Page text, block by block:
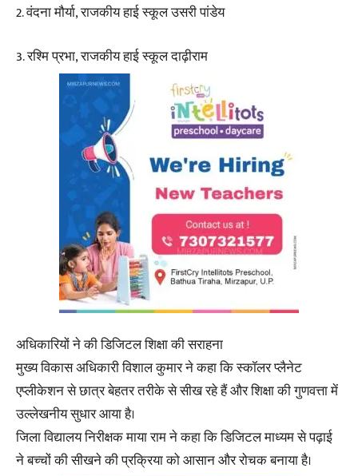
2. वंदना मौर्या, राजकीय हाई स्कूल उसरी पांडेय
3. रश्मि प्रभा, राजकीय हाई स्कूल दाढ़ीराम
अधिकारियों ने की डिजिटल शिक्षा की सराहना
मुख्य विकास अधिकारी विशाल कुमार ने कहा कि स्कॉलर प्लैनेट
एप्लीकेशन से छात्र बेहतर तरीके से सीख रहे हैं और शिक्षा की गुणवत्ता में
उल्लेखनीय सुधार आया है।
जिला विद्यालय निरीक्षक माया राम ने कहा कि डिजिटल माध्यम से पढ़ाई
ने बच्चों की सीखने की प्रक्रिया को आसान और रोचक बनाया है।